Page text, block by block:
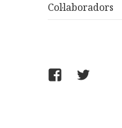
Col·laboradors
FACEBOOK
TWITTER